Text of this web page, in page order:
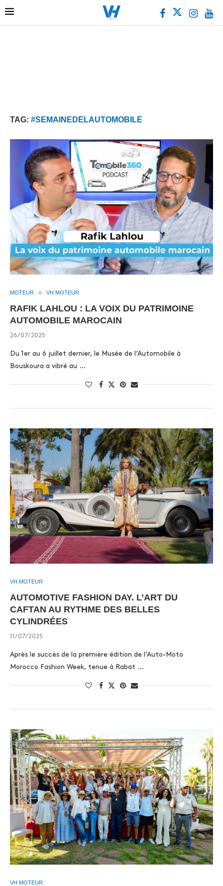
TAG: #SEMAINEDELAUTOMOBILE
MOTEUR VH MOTEUR
RAFIK LAHLOU : LA VOIX DU PATRIMOINE
AUTOMOBILE MAROCAIN
26/07/2025
Du 1er au 6 juillet dernier, le Musée de l’Automobile à
Bouskoura a vibré au …
VH MOTEUR
AUTOMOTIVE FASHION DAY. L’ART DU
CAFTAN AU RYTHME DES BELLES
CYLINDRÉES
11/07/2025
Après le succès de la première édition de l’Auto-Moto
Morocco Fashion Week, tenue à Rabat …
VH MOTEUR